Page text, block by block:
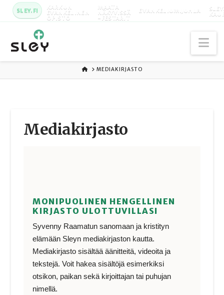
SLEY.FI KARKUN
EVANKELINEN
OPISTO
MAATA
NÄKYVISSÄ
-FESTARIT
EVANKELIUMIJUHLA
ETUSIVU
MEDIAKIRJASTO
Media­kirjasto
MONIPUOLINEN HENGELLINEN
KIRJASTO ULOTTUVILLASI
Syvenny Raamatun sanomaan ja kristityn
elämään Sleyn mediakirjaston kautta.
Mediakirjasto sisältää äänitteitä, videoita ja
tekstejä. Voit hakea sisältöjä esimerkiksi
otsikon, paikan sekä kirjoittajan tai puhujan
nimellä.